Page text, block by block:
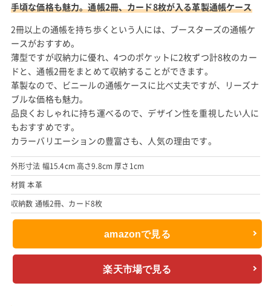
手頃な価格も魅力。通帳2冊、カード8枚が入る革製通帳ケース
2冊以上の通帳を持ち歩くという人には、ブースターズの通帳ケ
ースがおすすめ。
薄型ですが収納力に優れ、4つのポケットに2枚ずつ計8枚のカー
ドと、通帳2冊をまとめて収納することができます。
革製なので、ビニールの通帳ケースに比べ丈夫ですが、リーズナ
ブルな価格も魅力。
品良くおしゃれに持ち運べるので、デザイン性を重視したい人に
もおすすめです。
カラーバリエーションの豊富さも、人気の理由です。
外形寸法 幅15.4cm 高さ9.8cm 厚さ1cm
材質 本革
収納数 通帳2冊、カード8枚
amazonで見る
楽天市場で見る